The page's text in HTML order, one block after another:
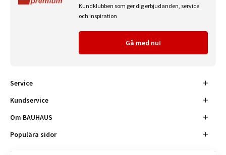
Kundklubben som ger dig erbjudanden, service
och inspiration
Gå med nu!
Service
Kundservice
Om BAUHAUS
Populära sidor